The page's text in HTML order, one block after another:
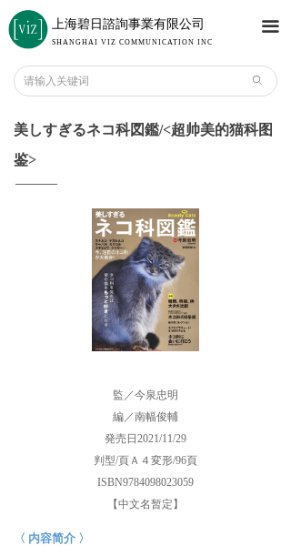
上海碧日諮詢事業有限公司
SHANGHAI VIZ COMMUNICATION INC
끀
ꄙ
美しすぎるネコ科図鑑/<超帅美的猫科图
鉴>
〈 内容简介 〉
監／今泉忠明
編／南幅俊輔
発売日2021/11/29
判型/頁Ａ４変形/96頁
ISBN9784098023059
【中文名暂定】